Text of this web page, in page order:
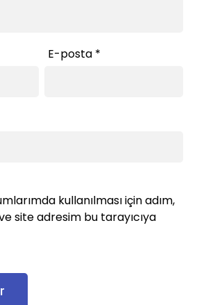
E-posta *
kullanılması için adım,
site adresim bu tarayıcıya